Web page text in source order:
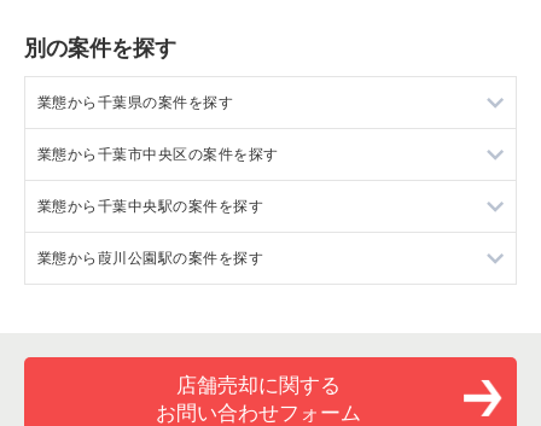
別の案件を探す
業態から千葉県の案件を探す
千葉県のラーメンの居抜き売却物件の案件一覧
千葉県のフランス料理の居抜き売却物件の案件一覧
千葉県のイタリア料理の居抜き売却物件の案件一覧
千葉県のそば・うどんの居抜き売却物件の案件一覧
千葉県の寿司の居抜き売却物件の案件一覧
業態から千葉市中央区の案件を探す
千葉市中央区のラーメンの居抜き売却物件の案件一覧
千葉市中央区のフランス料理の居抜き売却物件の案件一覧
千葉市中央区の中華の居抜き売却物件の案件一覧
千葉市中央区のアジア料理の居抜き売却物件の案件一覧
業態から千葉中央駅の案件を探す
千葉中央駅のラーメンの居抜き売却物件の案件一覧
千葉中央駅のカフェの居抜き売却物件の案件一覧
千葉中央駅のテイクアウトの居抜き売却物件の案件一覧
業態から葭川公園駅の案件を探す
葭川公園駅のテイクアウトの居抜き売却物件の案件一覧
葭川公園駅のカラオケ・パブ・スナックの居抜き売却物件の案
店舗売却に関する
お問い合わせフォーム